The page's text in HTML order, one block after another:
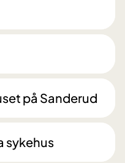
på Sanderud
sykehus